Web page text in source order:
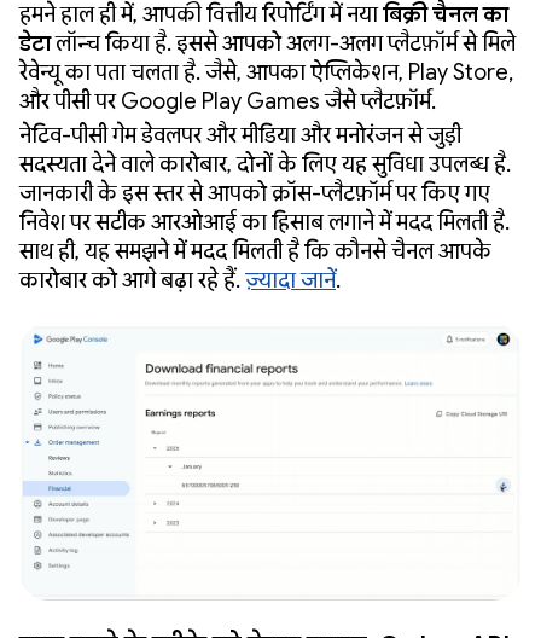
हमने हाल ही में, आपकी वित्तीय रिपोर्टिंग में नयाबिक्री चैनल का
डेटालॉन्च किया है. इससे आपको अलग-अलग प्लैटफ़ॉर्म से मिले
रेवेन्यू का पता चलता है. जैसे, आपका ऐप्लिकेशन, Play Store,
और पीसी पर Google Play Games जैसे प्लैटफ़ॉर्म.
नेटिव-पीसी गेम डेवलपर और मीडिया और मनोरंजन से जुड़ी
सदस्यता देने वाले कारोबार, दोनों के लिए यह सुविधा उपलब्ध है.
जानकारी के इस स्तर से आपको क्रॉस-प्लैटफ़ॉर्म पर किए गए
निवेश पर सटीक आरओआई का हिसाब लगाने में मदद मिलती है.
साथ ही, यह समझने में मदद मिलती है कि कौनसे चैनल आपके
कारोबार को आगे बढ़ा रहे हैं.ज़्यादा जानें.